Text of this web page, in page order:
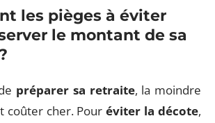
les pièges à éviter
le montant de sa
préparer sa retraite, la moindre
coûter cher. Pouréviter la décote,